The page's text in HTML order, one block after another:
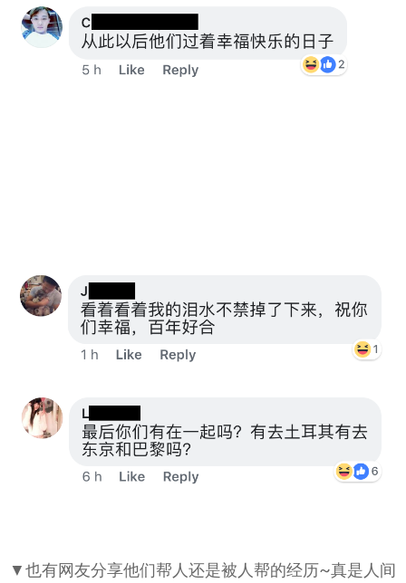
▼也有网友分享他们帮人还是被人帮的经历~真是人间